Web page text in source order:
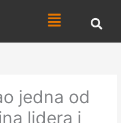
Menu
jedna od
lidera i